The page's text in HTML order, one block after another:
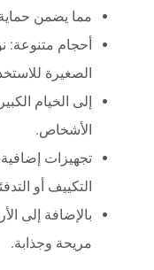
مما يضمن
أحجام متنوعة:
الصغيرة
إلى الخيام
الأشخاص.
تجهيزات
التكييف أو
بالإضافة إلى
مريحة وجذابة.